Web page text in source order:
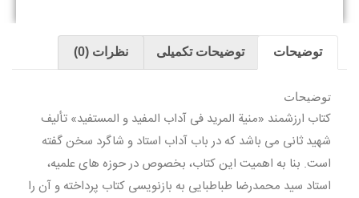
توضیحات توضیحات تکمیلی نظرات (0)
توضیحات
کتاب ارزشمند «منیة المرید فی آداب المفید و المستفید» تألیف
شهید ثانی می باشد که در باب آداب استاد و شاگرد سخن گفته
است. بنا به اهمیت این کتاب، بخصوص در حوزه های علمیه،
استاد سید محمدرضا طباطبایی به بازنویسی کتاب پرداخته و آن را